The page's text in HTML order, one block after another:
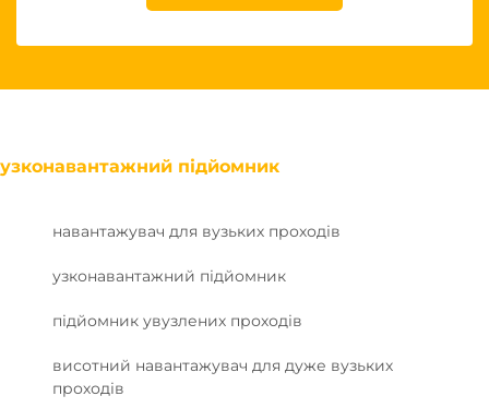
узконавантажний підйомник
навантажувач для вузьких проходів
узконавантажний підйомник
підйомник увузлених проходів
висотний навантажувач для дуже вузьких
проходів